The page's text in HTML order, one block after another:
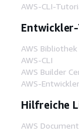
AWS-CLI-
AWS
AWS-CLI
AWS Builder
AWS-
Hilfreiche
AWS